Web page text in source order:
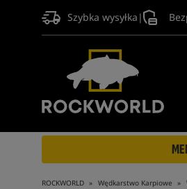
Szybka wysyłka |
ROCKWORLD Wędkarstwo Karpiowe